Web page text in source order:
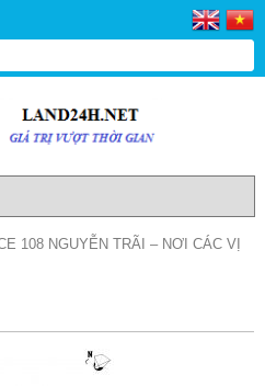
108 NGUYỄN TRÃI – NƠI CÁC VỊ